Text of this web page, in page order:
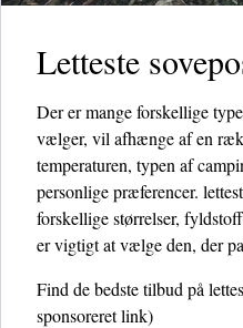
Letteste
Der er mange forskellige
vælger, vil afhænge af en
temperaturen, typen af
personlige præferencer.
forskellige størrelser,
er vigtigt at vælge den, der
Find de bedste tilbud på
sponsoreret link)